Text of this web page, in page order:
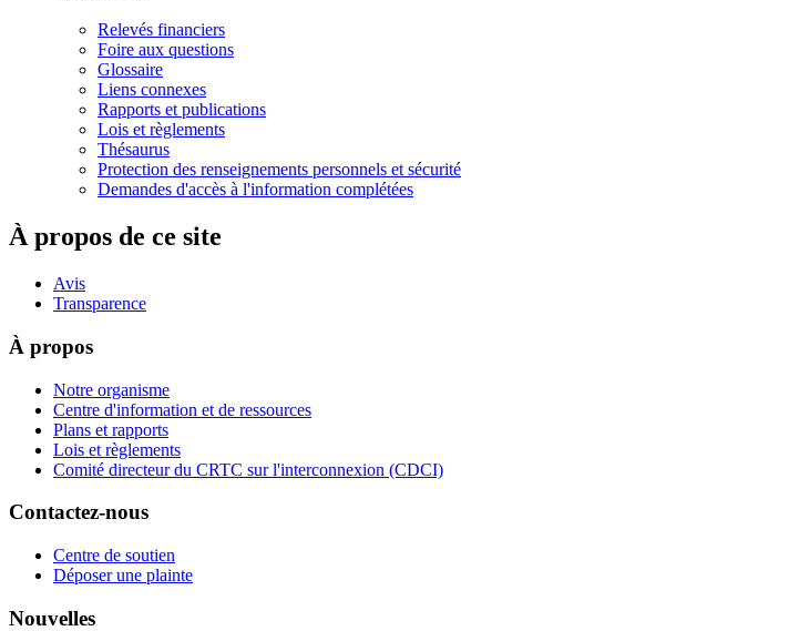
Relevés financiers
Foire aux questions
Glossaire
Liens connexes
Rapports et publications
Lois et règlements
Thésaurus
Protection des renseignements personnels et sécurité
Demandes d'accès à l'information complétées
À propos de ce site
Avis
Transparence
À propos
Notre organisme
Centre d'information et de ressources
Plans et rapports
Lois et règlements
Comité directeur du CRTC sur l'interconnexion (CDCI)
Contactez-nous
Centre de soutien
Déposer une plainte
Nouvelles